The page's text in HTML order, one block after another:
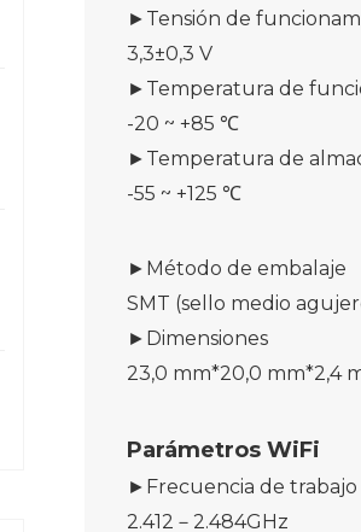
►Tensión de
3,3±0,3 V
►Temperatura de
-20 ~ +85 ℃
►Temperatura de
-55 ~ +125 ℃
►Método de embalaje
SMT (sello medio
►Dimensiones
23,0 mm*20,0 mm*2,4
Parámetros WiFi
►Frecuencia de trabajo
2.412－2.484GHz